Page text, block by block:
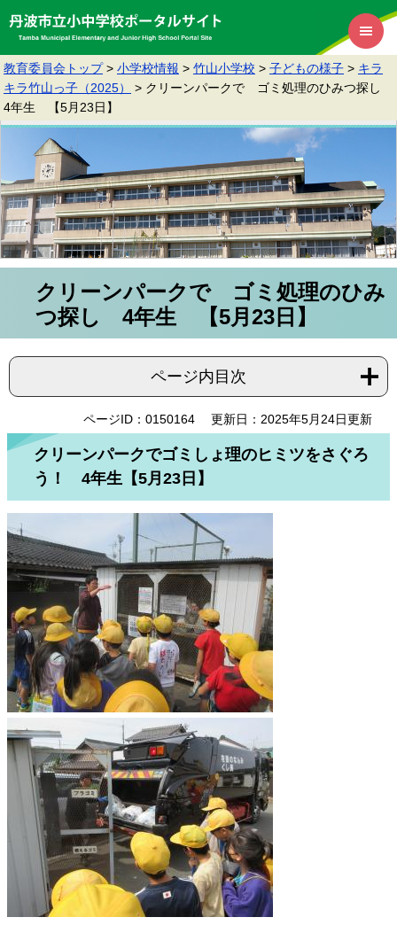
教育委員会トップ > 小学校情報 > 竹山小学校 > 子どもの様子 > キラ
キラ竹山っ子（2025）
> クリーンパークで ゴミ処理のひみつ探し
4年生 【5月23日】
クリーンパークで ゴミ処理のひみ
つ探し 4年生 【5月23日】
ページ内目次
ページID：0150164 更新日：2025年5月24日更新
クリーンパークでゴミしょ理のヒミツをさぐろ
う！ 4年生【5月23日】